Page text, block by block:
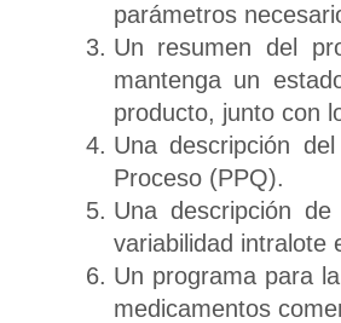
parámetros
Un resumen del
mantenga un
producto, junto con
Una descripción
Proceso (PPQ).
Una descripción
variabilidad intralote
Un programa para
medicamentos